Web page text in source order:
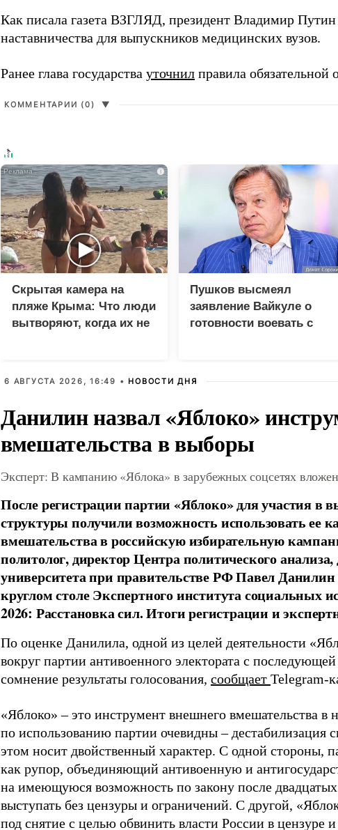
Как писала газета ВЗГЛЯД, президент Владимир Путин
наставничества для выпускников медицинских вузов.
Ранее глава государства уточнил правила обязательной
КОММЕНТАРИИ (0) ▼
i
Скрытая камера на
пляже Крыма: Что люди
вытворяют, когда их не
Пушков высмеял
заявление Вайкуле о
готовности воевать с
6 АВГУСТА 2026, 16:49 • НОВОСТИ ДНЯ
Данилин назвал «Яблоко»
вмешательства в выборы
Эксперт: В кампанию «Яблока» в зарубежных соцсетях
После регистрации партии «Яблоко» для участия в
структуры получили возможность использовать ее
вмешательства в российскую избирательную
политолог, директор Центра политического
университета при правительстве РФ Павел
круглом столе Экспертного института
2026: Расстановка сил. Итоги регистрации и
По оценке Данилила, одной из целей деятельности
вокруг партии антивоенного электората с
сомнение результаты голосования, сообщает Telegram-
«Яблоко» – это инструмент внешнего вмешательства
по использованию партии очевидны – дестабилизация
этом носит двойственный характер. С одной стороны,
как рупор, объединяющий антивоенную и
на имеющуюся возможность по закону после
выступать без цензуры и ограничений. С другой,
под снятие с целью обвинить власти России в цензуре и